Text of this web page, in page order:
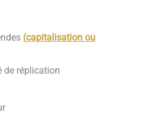
(capitalisation ou
de réplication